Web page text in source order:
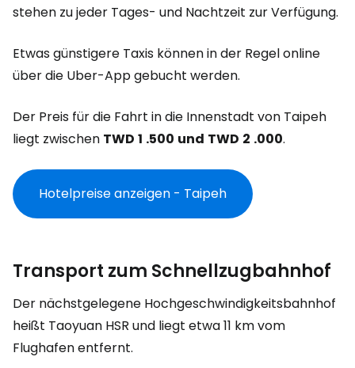
stehen zu jeder Tages- und Nachtzeit zur Verfügung.
Etwas günstigere Taxis können in der Regel online
über die Uber-App gebucht werden.
Der Preis für die Fahrt in die Innenstadt von Taipeh
liegt zwischen TWD 1 .500 und TWD 2 .000.
Hotelpreise anzeigen - Taipeh
Transport zum Schnellzugbahnhof
Der nächstgelegene Hochgeschwindigkeitsbahnhof
heißt Taoyuan HSR und liegt etwa 11 km vom
Flughafen entfernt.